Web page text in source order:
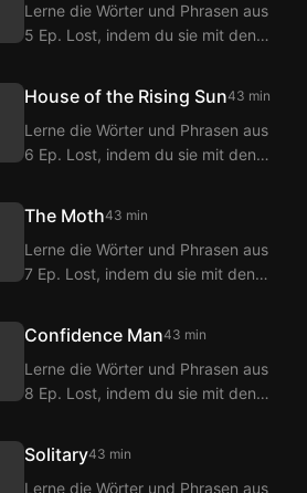
Doppeltitel-Funktion von Langflix
erhältst du Übersetzungen der
Lerne die Wörter und Phrasen aus
5 Ep. Lost, indem du sie mit den
Erweiterungen ansiehst! Mit der
Doppeltitel-Funktion von Langflix
erhältst du Übersetzungen der
House of the Rising Sun43 min
Lerne die Wörter und Phrasen aus
6 Ep. Lost, indem du sie mit den
Erweiterungen ansiehst! Mit der
Doppeltitel-Funktion von Langflix
erhältst du Übersetzungen der
The Moth43 min
Lerne die Wörter und Phrasen aus
7 Ep. Lost, indem du sie mit den
Erweiterungen ansiehst! Mit der
Doppeltitel-Funktion von Langflix
erhältst du Übersetzungen der
Confidence Man43 min
Lerne die Wörter und Phrasen aus
8 Ep. Lost, indem du sie mit den
Erweiterungen ansiehst! Mit der
Solitary43 min
Lerne die Wörter und Phrasen aus